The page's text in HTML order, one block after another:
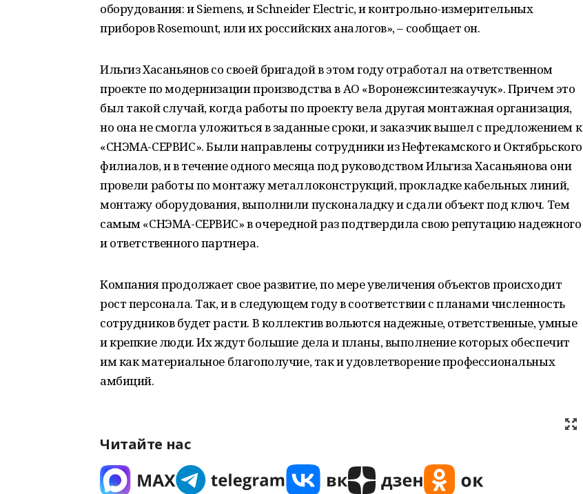
оборудования: и Siemens, и Schneider Electric, и контрольно-измерительных
приборов Rosemount, или их российских аналогов», – сообщает он.
Ильгиз Хасаньянов со своей бригадой в этом году отработал на ответственном
проекте по модернизации производства в АО «Воронежсинтезкаучук». Причем это
был такой случай, когда работы по проекту вела другая монтажная организация,
но она не смогла уложиться в заданные сроки, и заказчик вышел с предложением к
«СНЭМА-СЕРВИС». Были направлены сотрудники из Нефтекамского и Октябрьского
филиалов, и в течение одного месяца под руководством Ильгиза Хасаньянова они
провели работы по монтажу металлоконструкций, прокладке кабельных линий,
монтажу оборудования, выполнили пусконаладку и сдали объект под ключ. Тем
самым «СНЭМА-СЕРВИС» в очередной раз подтвердила свою репутацию надежного
и ответственного партнера.
Компания продолжает свое развитие, по мере увеличения объектов происходит
рост персонала. Так, и в следующем году в соответствии с планами численность
сотрудников будет расти. В коллектив вольются надежные, ответственные, умные
и крепкие люди. Их ждут большие дела и планы, выполнение которых обеспечит
им как материальное благополучие, так и удовлетворение профессиональных
амбиций.
Читайте нас